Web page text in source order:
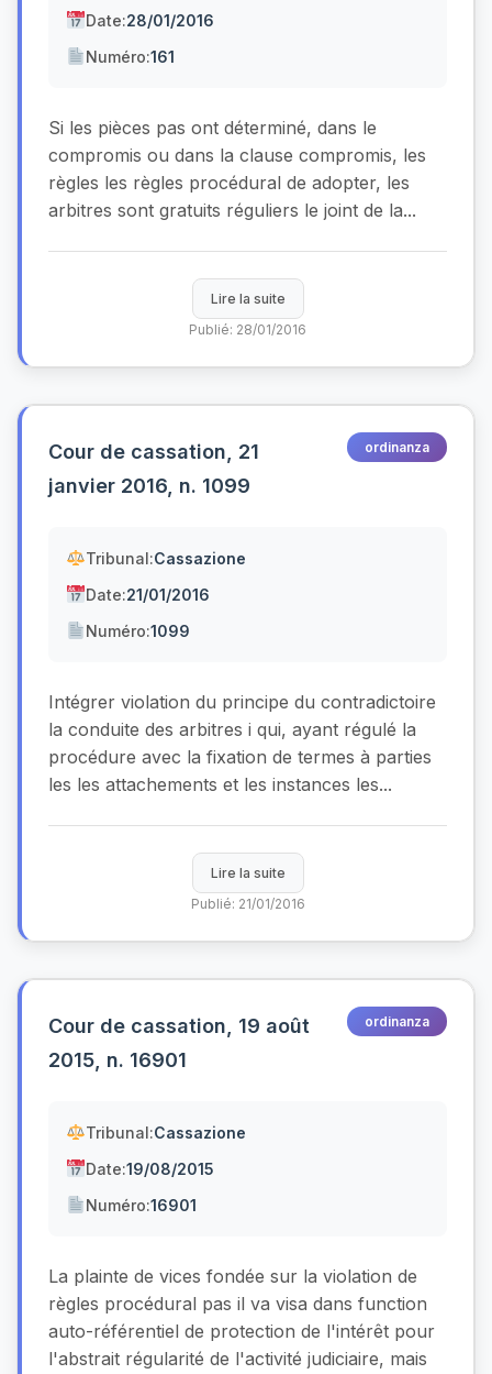
Date:28/01/2016
Numéro:161
Si les pièces pas ont déterminé, dans le
compromis ou dans la clause compromis, les
règles les règles procédural de adopter, les
arbitres sont gratuits réguliers le joint de la...
Lire la suite
Publié: 28/01/2016
Cour de cassation, 21
janvier 2016, n. 1099
ordinanza
Tribunal:Cassazione
Date:21/01/2016
Numéro:1099
Intégrer violation du principe du contradictoire
la conduite des arbitres i qui, ayant régulé la
procédure avec la fixation de termes à parties
les les attachements et les instances les...
Lire la suite
Publié: 21/01/2016
Cour de cassation, 19 août
2015, n. 16901
ordinanza
Tribunal:Cassazione
Date:19/08/2015
Numéro:16901
La plainte de vices fondée sur la violation de
règles procédural pas il va visa dans function
auto-référentiel de protection de l'intérêt pour
l'abstrait régularité de l'activité judiciaire, mais